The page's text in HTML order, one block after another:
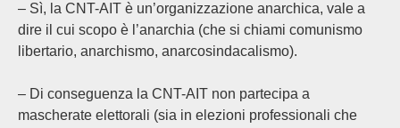
– Sì, la CNT-AIT è un’organizzazione anarchica, vale a
dire il cui scopo è l’anarchia (che si chiami comunismo
libertario, anarchismo, anarcosindacalismo).
– Di conseguenza la CNT-AIT non partecipa a
mascherate elettorali (sia in elezioni professionali che